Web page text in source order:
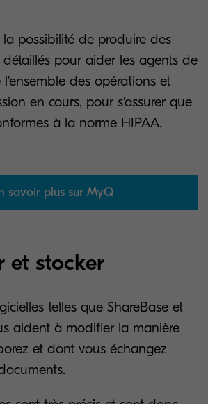
possibilité de produire des
pour aider les agents de
l'ensemble des opérations et
en cours, pour s'assurer que
à la norme HIPAA.
savoir plus sur MyQ
et stocker
telles que ShareBase et
aident à modifier la manière
et dont vous échangez